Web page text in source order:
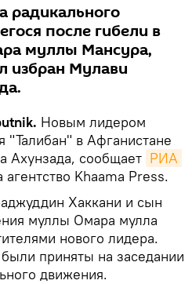
радикального
после гибели в
муллы Мансура,
избран Мулави
Новым лидером
"Талибан" в Афганистане
Ахунзада, сообщает РИА
Khaama Press.
Хаккани и сын
муллы Омара мулла
нового лидера.
приняты на заседании
движения.